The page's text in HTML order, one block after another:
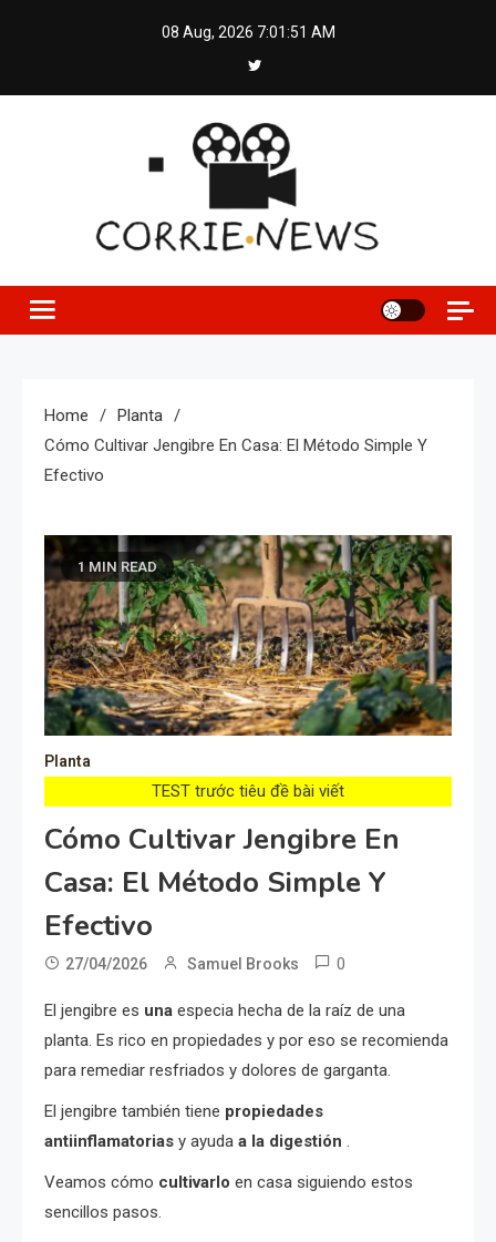
08 Aug, 2026 7:01:52 AM
Home
Planta
Cómo Cultivar Jengibre En Casa: El Método Simple Y
Efectivo
1 MIN READ
Planta
TEST trước tiêu đề bài viết
Cómo Cultivar Jengibre En
Casa: El Método Simple Y
Efectivo
27/04/2026 Samuel Brooks 0
El jengibre es una especia hecha de la raíz de una
planta. Es rico en propiedades y por eso se recomienda
para remediar resfriados y dolores de garganta.
El jengibre también tiene propiedades
antiinflamatorias y ayuda a la digestión .
Veamos cómo cultivarlo en casa siguiendo estos
sencillos pasos.